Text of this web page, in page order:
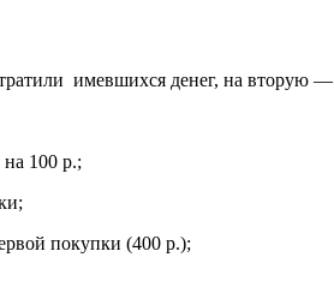
имевшихся денег, на вторую —
100 р.;
покупки (400 р.);